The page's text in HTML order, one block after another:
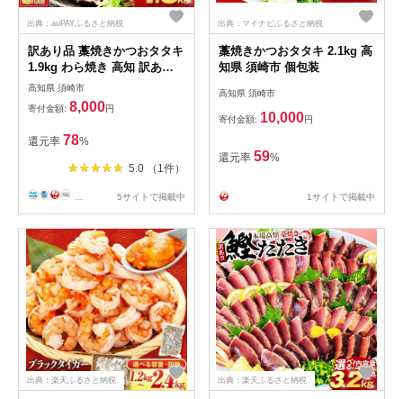
出典：auPAYふるさと納税
訳あり品 藁焼きかつおタタキ
1.9kg わら焼き 高知 訳あり
不揃い かつおのたたき 冷凍
真空 小分け 個包装 おつまみ
おかず 惣菜 晩ごはん 加工品
カツオ 鰹 刺身 魚 高知県 須
崎市
高知県 須崎市
寄付金額: 8,000円
還元率 78%
5.0 （1件）
5サイトで掲載中
出典：マイナビふるさと納税
藁焼きかつおタタキ 2.1kg 高
知県 須崎市 個包装
高知県 須崎市
寄付金額: 10,000円
還元率 59%
1サイトで掲載中
出典：楽天ふるさと納税 出典：楽天ふるさと納税